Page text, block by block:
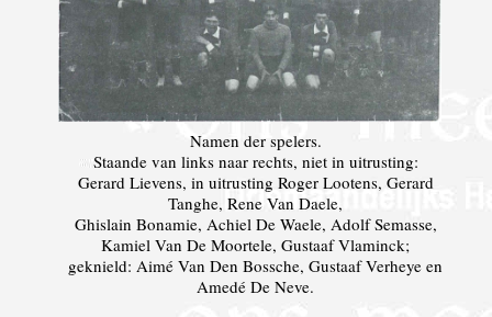
Namen der spelers.
Staande van links naar rechts, niet in uitrusting:
Gerard Lievens, in uitrusting Roger Lootens, Gerard
Tanghe, Rene Van Daele,
Ghislain Bonamie, Achiel De Waele, Adolf Semasse,
Kamiel Van De Moortele, Gustaaf Vlaminck;
geknield: Aimé Van Den Bossche, Gustaaf Verheye en
Amedé De Neve.